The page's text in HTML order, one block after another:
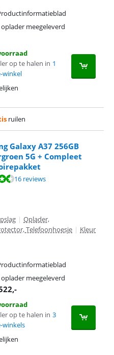
oplader meegeleverd
op te halen in 1
winkel
ruilen
Galaxy A37 256GB
5G + Compleet
op 16 reviews.
16 reviews
| Oplader,
Telefoonhoesje | Kleur
oplader meegeleverd
,-
op te halen in 3
winkels